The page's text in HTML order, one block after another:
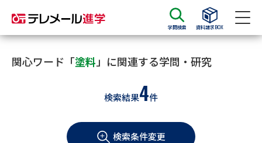
学問検索 資料請求BOX
資料請求 資料検索
大学・短大の資料種類から請求
学部・学科パンフ
関心ワード「塗料」に関連する学問・研究
検索結果4件
検索条件変更